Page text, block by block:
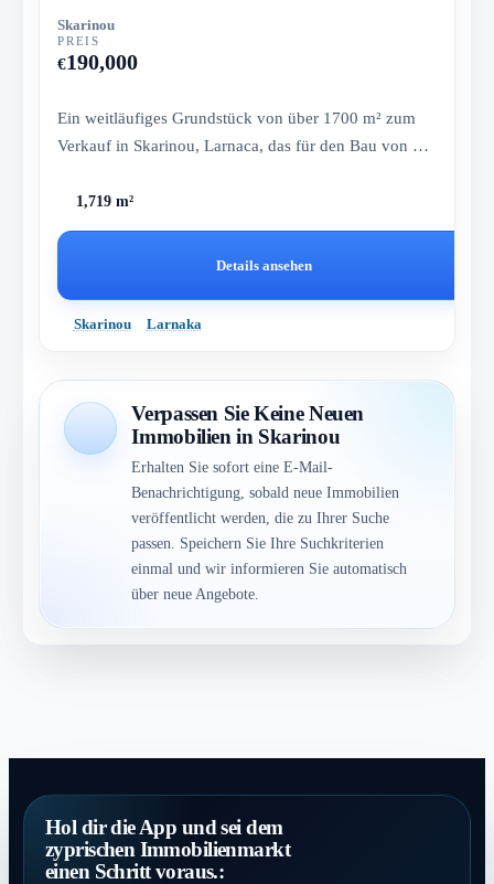
Skarinou
PREIS
€190,000
Ein weitläufiges Grundstück von über 1700 m² zum
Verkauf in Skarinou, Larnaca, das für den Bau von bis
1,719 m²
Details ansehen
Skarinou Larnaka
Verpassen Sie Keine Neuen
Immobilien in Skarinou
Erhalten Sie sofort eine E-Mail-
Benachrichtigung, sobald neue Immobilien
veröffentlicht werden, die zu Ihrer Suche
passen. Speichern Sie Ihre Suchkriterien
einmal und wir informieren Sie automatisch
über neue Angebote.
Hol dir die App und sei dem
zyprischen Immobilienmarkt
einen Schritt voraus.: